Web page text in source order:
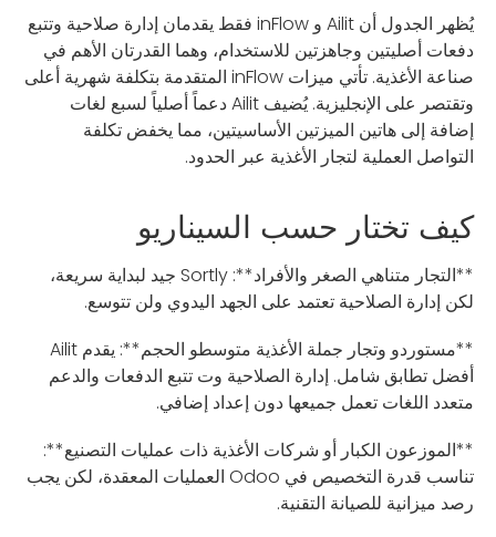
يُظهر الجدول أن Ailit و inFlow فقط يقدمان إدارة صلاحية وتتبع
دفعات أصليتين وجاهزتين للاستخدام، وهما القدرتان الأهم في
صناعة الأغذية. تأتي ميزات inFlow المتقدمة بتكلفة شهرية أعلى
وتقتصر على الإنجليزية. يُضيف Ailit دعماً أصلياً لسبع لغات
إضافة إلى هاتين الميزتين الأساسيتين، مما يخفض تكلفة
التواصل العملية لتجار الأغذية عبر الحدود.
كيف تختار حسب السيناريو
**التجار متناهي الصغر والأفراد**: Sortly جيد لبداية سريعة،
لكن إدارة الصلاحية تعتمد على الجهد اليدوي ولن تتوسع.
**مستوردو وتجار جملة الأغذية متوسطو الحجم**: يقدم Ailit
أفضل تطابق شامل. إدارة الصلاحية وت تتبع الدفعات والدعم
متعدد اللغات تعمل جميعها دون إعداد إضافي.
**الموزعون الكبار أو شركات الأغذية ذات عمليات التصنيع**:
تناسب قدرة التخصيص في Odoo العمليات المعقدة، لكن يجب
رصد ميزانية للصيانة التقنية.